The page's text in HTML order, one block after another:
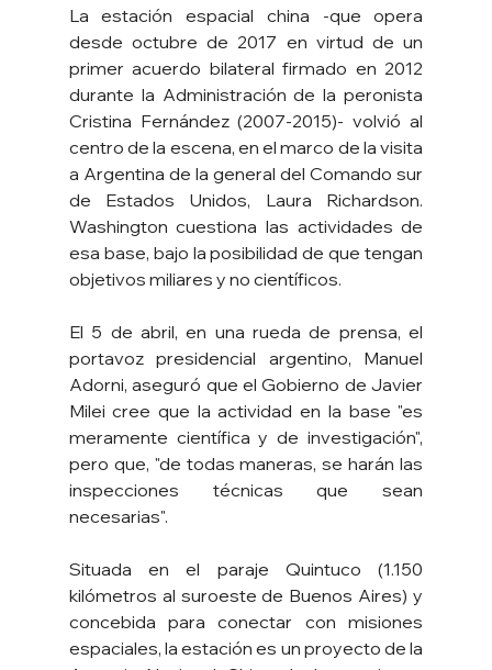
La estación espacial china -que opera
desde octubre de 2017 en virtud de un
primer acuerdo bilateral firmado en 2012
durante la Administración de la peronista
Cristina Fernández (2007-2015)- volvió al
centro de la escena, en el marco de la visita
a Argentina de la general del Comando sur
de Estados Unidos, Laura Richardson.
Washington cuestiona las actividades de
esa base, bajo la posibilidad de que tengan
objetivos miliares y no científicos.
El 5 de abril, en una rueda de prensa, el
portavoz presidencial argentino, Manuel
Adorni, aseguró que el Gobierno de Javier
Milei cree que la actividad en la base "es
meramente científica y de investigación",
pero que, "de todas maneras, se harán las
inspecciones técnicas que sean
necesarias".
Situada en el paraje Quintuco (1.150
kilómetros al suroeste de Buenos Aires) y
concebida para conectar con misiones
espaciales, la estación es un proyecto de la